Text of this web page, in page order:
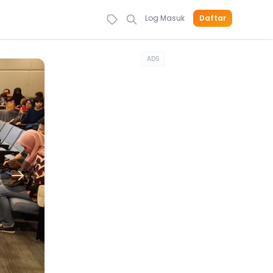
Log Masuk Daftar
ADS